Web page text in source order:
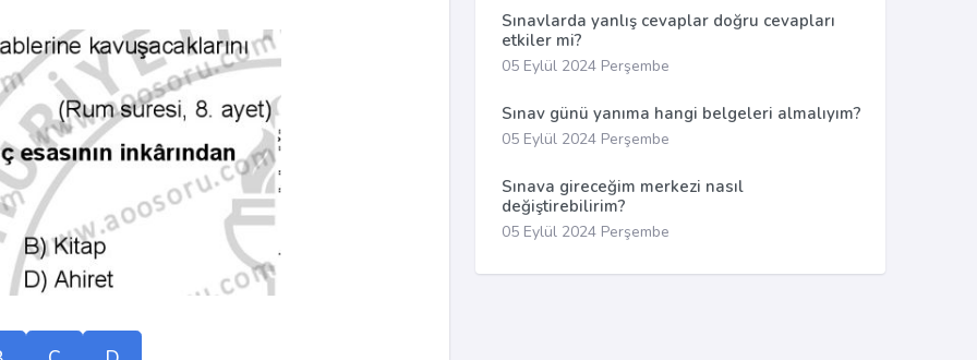
Sınavlarda yanlış cevaplar doğru cevapları
etkiler mi?
05 Eylül 2024 Perşembe
Sınav günü yanıma hangi belgeleri almalıyım?
05 Eylül 2024 Perşembe
Sınava gireceğim merkezi nasıl
değiştirebilirim?
05 Eylül 2024 Perşembe